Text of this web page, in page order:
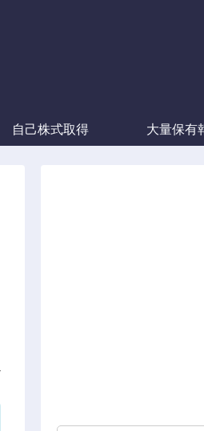
自己株式取得 大量保有